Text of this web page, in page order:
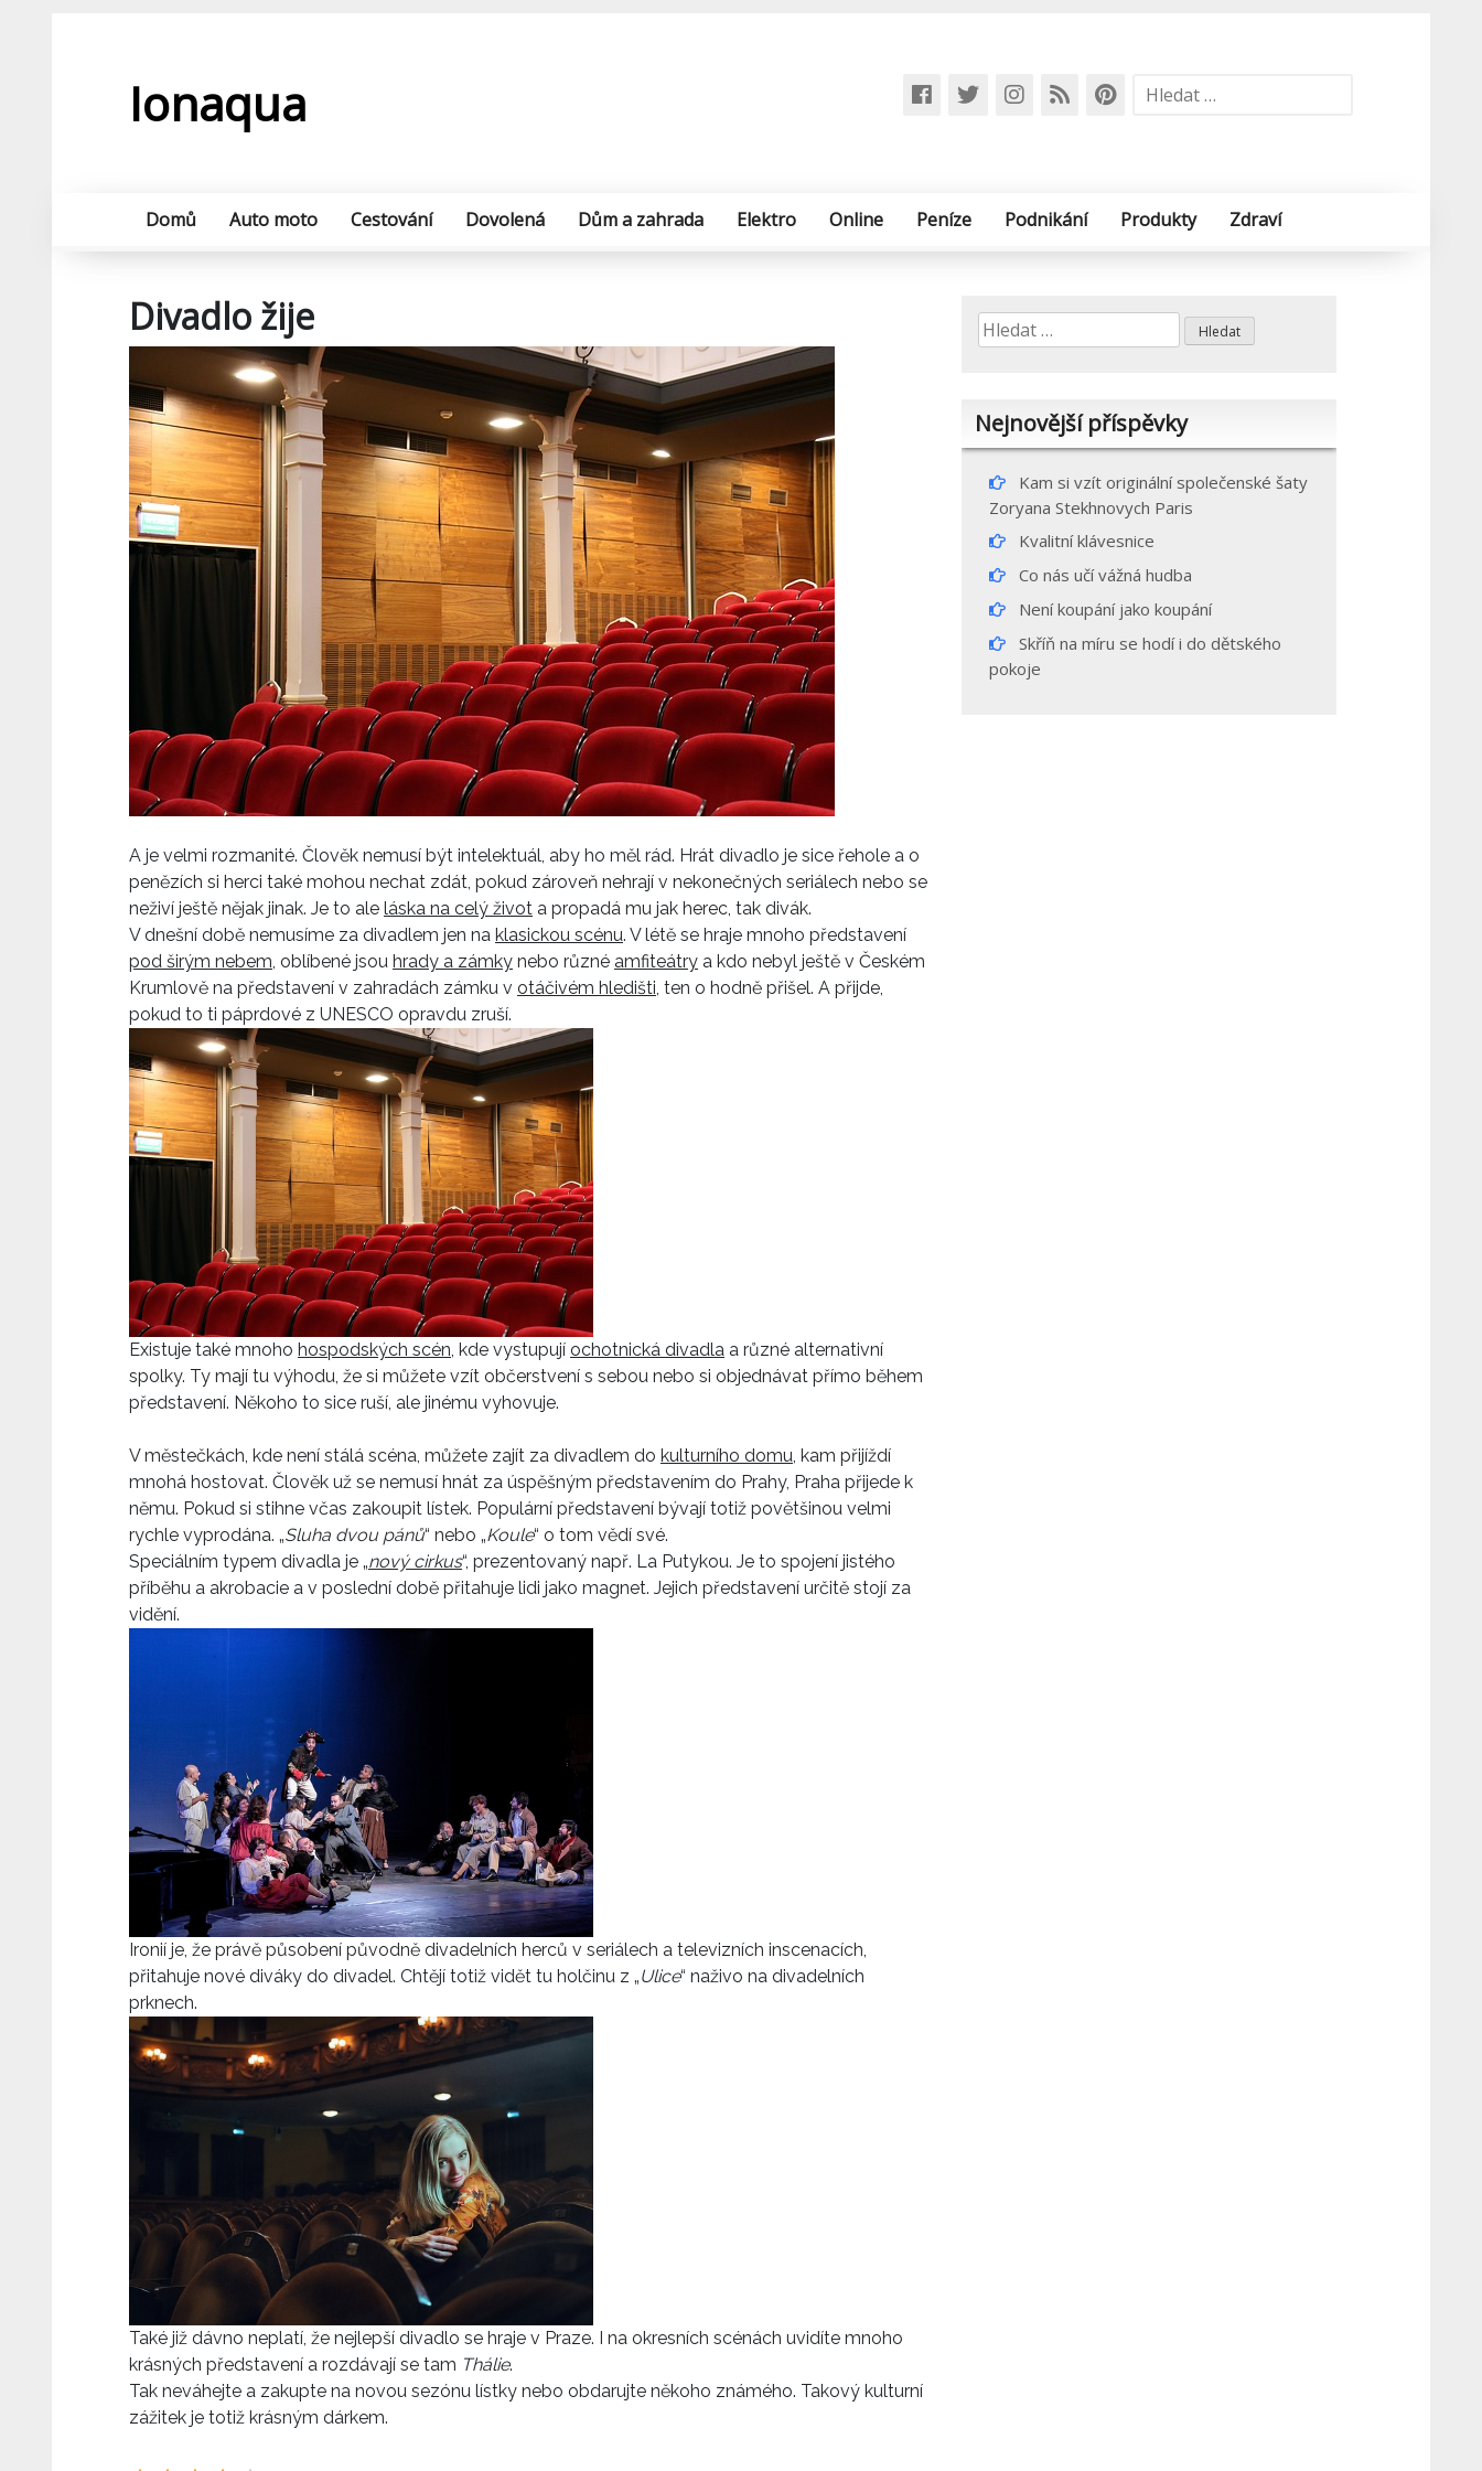
Ionaqua Vyhledávání
Domů Auto moto Cestování Dovolená Dům a zahrada Elektro Online Peníze Podnikání Produkty Zdraví
Divadlo žije
A je velmi rozmanité. Člověk nemusí být intelektuál, aby ho měl rád. Hrát divadlo je sice řehole a o
penězích si herci také mohou nechat zdát, pokud zároveň nehrají v nekonečných seriálech nebo se
neživí ještě nějak jinak. Je to ale láska na celý život a propadá mu jak herec, tak divák.
V dnešní době nemusíme za divadlem jen na klasickou scénu. V létě se hraje mnoho představení
pod širým nebem, oblíbené jsou hrady a zámky nebo různé amfiteátry a kdo nebyl ještě v Českém
Krumlově na představení v zahradách zámku v otáčivém hledišti, ten o hodně přišel. A přijde,
pokud to ti páprdové z UNESCO opravdu zruší.
Existuje také mnoho hospodských scén, kde vystupují ochotnická divadla a různé alternativní
spolky. Ty mají tu výhodu, že si můžete vzít občerstvení s sebou nebo si objednávat přímo během
představení. Někoho to sice ruší, ale jinému vyhovuje.
V městečkách, kde není stálá scéna, můžete zajít za divadlem do kulturního domu, kam přijíždí
mnohá hostovat. Člověk už se nemusí hnát za úspěšným představením do Prahy, Praha přijede k
němu. Pokud si stihne včas zakoupit lístek. Populární představení bývají totiž povětšinou velmi
rychle vyprodána. „Sluha dvou pánů“ nebo „Koule“ o tom vědí své.
Speciálním typem divadla je „nový cirkus“, prezentovaný např. La Putykou. Je to spojení jistého
příběhu a akrobacie a v poslední době přitahuje lidi jako magnet. Jejich představení určitě stojí za
vidění.
Ironií je, že právě působení původně divadelních herců v seriálech a televizních inscenacích,
přitahuje nové diváky do divadel. Chtějí totiž vidět tu holčinu z „Ulice“ naživo na divadelních
prknech.
Také již dávno neplatí, že nejlepší divadlo se hraje v Praze. I na okresních scénách uvidíte mnoho
krásných představení a rozdávají se tam Thálie.
Tak neváhejte a zakupte na novou sezónu lístky nebo obdarujte někoho známého. Takový kulturní
zážitek je totiž krásným dárkem.
Vyhledávání
Nejnovější příspěvky
Kam si vzít originální společenské šaty
Zoryana Stekhnovych Paris
Kvalitní klávesnice
Co nás učí vážná hudba
Není koupání jako koupání
Skříň na míru se hodí i do dětského
pokoje